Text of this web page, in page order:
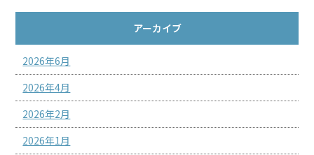
アーカイブ
2026年6月
2026年4月
2026年2月
2026年1月